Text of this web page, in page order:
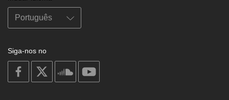
Siga-nos no
on
facebook
soundcloud